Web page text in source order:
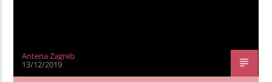
Antena Zagreb
13/12/2019